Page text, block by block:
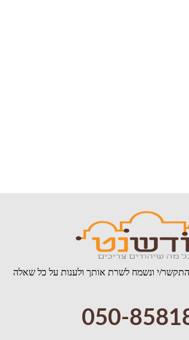
התקשר/י ונשמח לשרת אותך ולענות על כל שאלה
050-